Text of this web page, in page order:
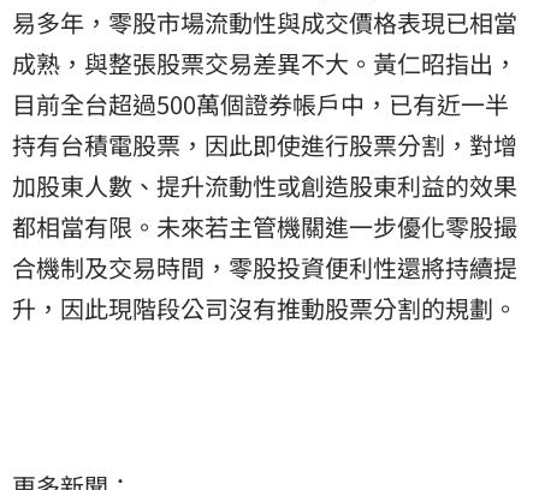
易多年，零股市場流動性與成交價格表現已相當
成熟，與整張股票交易差異不大。黃仁昭指出，
目前全台超過500萬個證券帳戶中，已有近一半
持有台積電股票，因此即使進行股票分割，對增
加股東人數、提升流動性或創造股東利益的效果
都相當有限。未來若主管機關進一步優化零股撮
合機制及交易時間，零股投資便利性還將持續提
升，因此現階段公司沒有推動股票分割的規劃。